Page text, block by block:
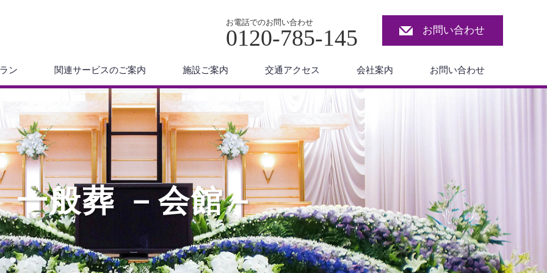
お電話でのお問い合わせ
0120-785-145 お問い合わせ
ン 関連サービスのご案内 施設ご案内 交通アクセス 会社案内 お問い合わせ
一般葬 －会館－